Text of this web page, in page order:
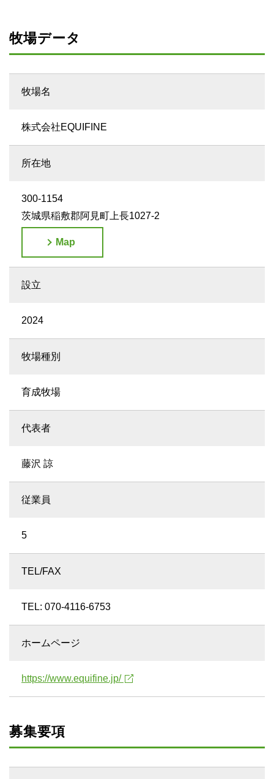
牧場データ
牧場名
株式会社EQUIFINE
所在地
300-1154
茨城県稲敷郡阿見町上長1027-2
Map
設立
2024
牧場種別
育成牧場
代表者
藤沢 諒
従業員
5
TEL/FAX
TEL: 070-4116-6753
ホームページ
https://www.equifine.jp/
募集要項